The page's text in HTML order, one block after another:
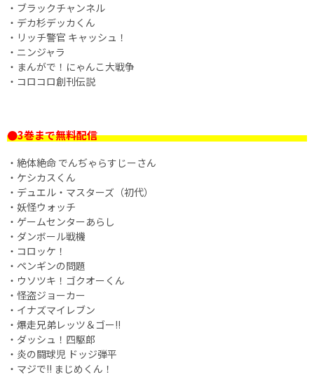
・ブラックチャンネル
・デカ杉デッカくん
・リッチ警官 キャッシュ！
・ニンジャラ
・まんがで！にゃんこ大戦争
・コロコロ創刊伝説
●3巻まで無料配信
・絶体絶命 でんぢゃらすじーさん
・ケシカスくん
・デュエル・マスターズ（初代）
・妖怪ウォッチ
・ゲームセンターあらし
・ダンボール戦機
・コロッケ！
・ペンギンの問題
・ウソツキ！ゴクオーくん
・怪盗ジョーカー
・イナズマイレブン
・爆走兄弟レッツ＆ゴー!!
・ダッシュ！四駆郎
・炎の闘球児 ドッジ弾平
・マジで!! まじめくん！